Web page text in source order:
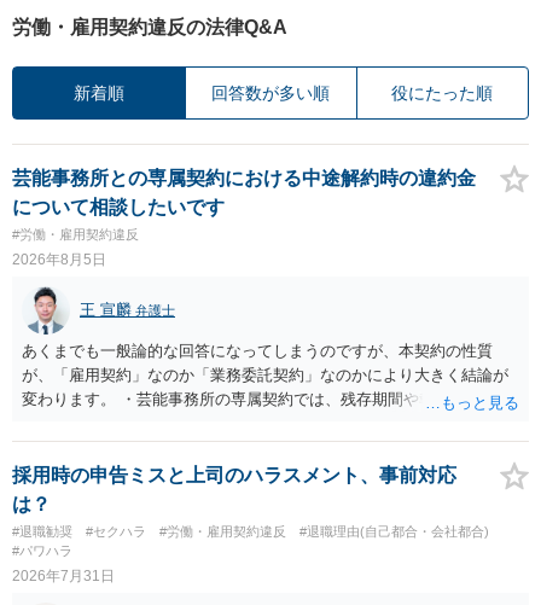
労働・雇用契約違反の法律Q&A
新着順 回答数が多い順 役にたった順
芸能事務所との専属契約における中途解約時の違約金
について相談したいです
#労働・雇用契約違反
2026年8月5日
王 宣麟 弁護士
あくまでも一般論的な回答になってしまうのですが、本契約の性質
が、「雇用契約」なのか「業務委託契約」なのかにより大きく結論が
変わります。 ・芸能事務所の専属契約では、残存期間や報酬額、投下
務上よくあるからといって当然に適法という意味ではなく、実際の損
害との対応関係や合理性が重要です。 ・違約金に上限がなくても、常
に有効になるわけではありません。契約が労働契約に近い実態なら労
基法16条で無効となる余地があり、そうでなくても、金額が事務所の
損害と比べて過大なら無効や減額が争点になります。 ・契約前の修正
交渉は一般的です。 交渉の方向としては、上限額を設ける、実損害ベ
採用時の申告ミスと上司のハラスメント、事前対応
は？
#退職勧奨 #セクハラ #労働・雇用契約違反
#退職理由(自己都合・会社都合)
#パワハラ
2026年7月31日